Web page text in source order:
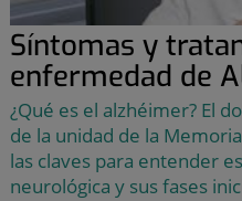
Síntomas y
enfermedad de
¿Qué es el alzhéimer? El
de la unidad de la
las claves para entender
neurológica y sus fases